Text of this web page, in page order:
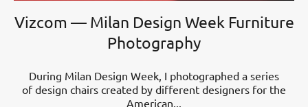
Vizcom — Milan Design Week Furniture
Photography
During Milan Design Week, I photographed a series
of design chairs created by different designers for the
American...